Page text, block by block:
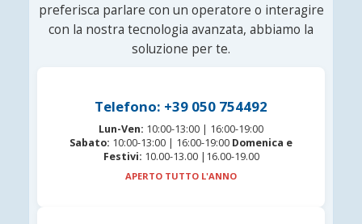
preferisca parlare con un operatore o interagire
con la nostra tecnologia avanzata, abbiamo la
soluzione per te.
Telefono: +39 050 754492
Lun-Ven: 10:00-13:00 | 16:00-19:00
Sabato: 10:00-13:00 | 16:00-19:00 Domenica e
Festivi: 10.00-13.00 |16.00-19.00
APERTO TUTTO L'ANNO